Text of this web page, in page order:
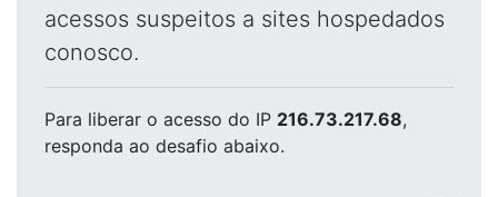
acessos suspeitos a sites hospedados
conosco.
Para liberar o acesso do IP 216.73.217.68,
responda ao desafio abaixo.